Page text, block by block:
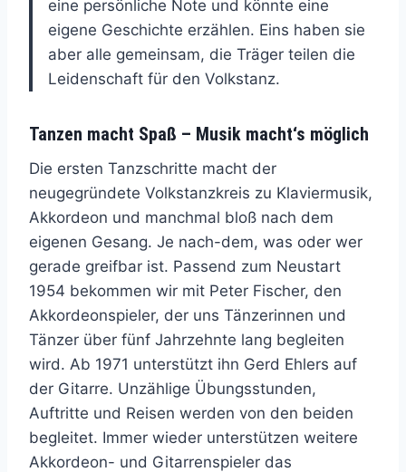
eine persönliche Note und könnte eine
eigene Geschichte erzählen. Eins haben sie
aber alle gemeinsam, die Träger teilen die
Leidenschaft für den Volkstanz.
Tanzen macht Spaß – Musik macht‘s möglich
Die ersten Tanzschritte macht der
neugegründete Volkstanzkreis zu Klaviermusik,
Akkordeon und manchmal bloß nach dem
eigenen Gesang. Je nach-dem, was oder wer
gerade greifbar ist. Passend zum Neustart
1954 bekommen wir mit Peter Fischer, den
Akkordeonspieler, der uns Tänzerinnen und
Tänzer über fünf Jahrzehnte lang begleiten
wird. Ab 1971 unterstützt ihn Gerd Ehlers auf
der Gitarre. Unzählige Übungsstunden,
Auftritte und Reisen werden von den beiden
begleitet. Immer wieder unterstützen weitere
Akkordeon- und Gitarrenspieler das